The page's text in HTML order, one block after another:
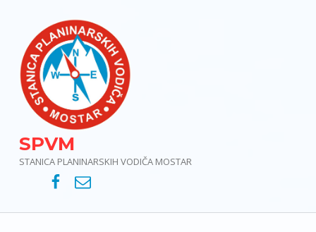
SPVM
STANICA PLANINARSKIH VODIČA MOSTAR
SPVM – Facebook
SPVM – e-mail